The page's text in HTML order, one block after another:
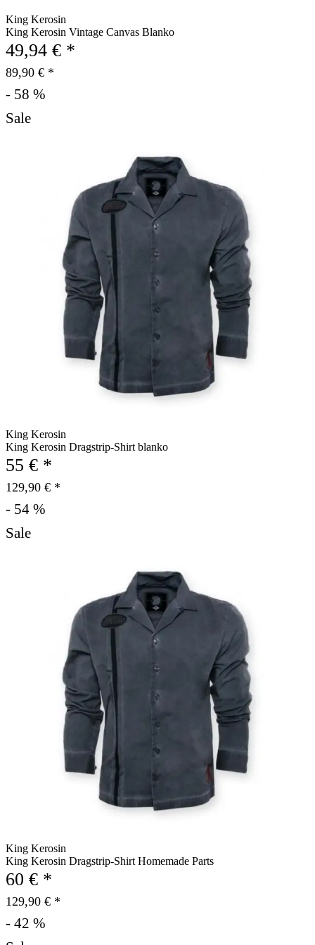
King Kerosin
King Kerosin Vintage Canvas Blanko
49,94 € *
89,90 € *
- 58 %
Sale
King Kerosin
King Kerosin Dragstrip-Shirt blanko
55 € *
129,90 € *
- 54 %
Sale
King Kerosin
King Kerosin Dragstrip-Shirt Homemade Parts
60 € *
129,90 € *
- 42 %